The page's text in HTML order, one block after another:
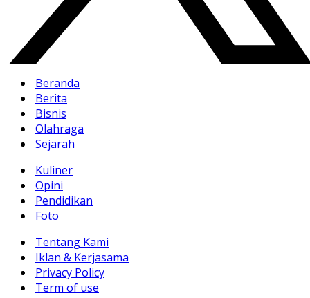
Beranda
Berita
Bisnis
Olahraga
Sejarah
Kuliner
Opini
Pendidikan
Foto
Tentang Kami
Iklan & Kerjasama
Privacy Policy
Term of use